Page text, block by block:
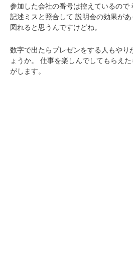
参加した会社の番号は控えているので
記述ミスと照合して 説明会の効果が
図れると思うんですけどね。
数字で出たらプレゼンをする人もやり
ょうか。
仕事を楽しんでしてもらえ
がします。